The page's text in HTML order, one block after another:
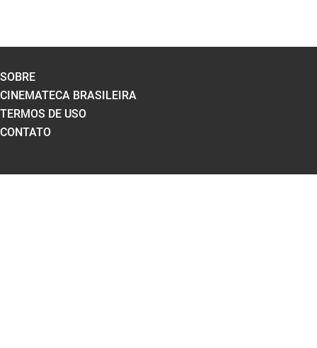
SOBRE
CINEMATECA BRASILEIRA
TERMOS DE USO
CONTATO